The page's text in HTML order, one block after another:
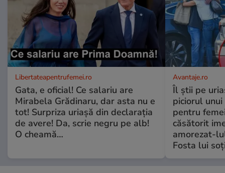
Libertateapentrufemei.ro
Gata, e oficial! Ce salariu are
Mirabela Grădinaru, dar asta nu e
tot! Surpriza uriașă din declarația
de avere! Da, scrie negru pe alb!
O cheamă…
Avantaje.ro
Îl știi pe
piciorul
pentru
căsătorit
amorezat-
Fosta lui